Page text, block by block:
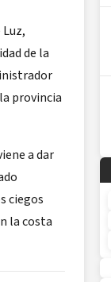
de la
provincia
a dar
ciegos
la costa